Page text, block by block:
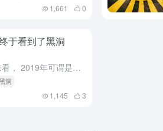
1,661 0
于看到了黑洞
从天文学的角度来看， 2019年可谓是黑洞之年。 这一年，黑洞研究取得了多项突破性进展。4月10日，科学家发布首张全球唯一的黑洞照片；11月28日，中科院国家天文台的科研人员又发现了银河系当中最大的恒...
洞
1,145 3